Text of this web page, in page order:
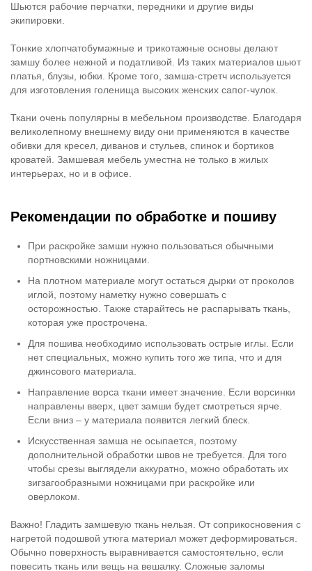
Шьются рабочие перчатки, передники и другие виды
экипировки.
Тонкие хлопчатобумажные и трикотажные основы делают
замшу более нежной и податливой. Из таких материалов шьют
платья, блузы, юбки. Кроме того, замша-стретч используется
для изготовления голенища высоких женских сапог-чулок.
Ткани очень популярны в мебельном производстве. Благодаря
великолепному внешнему виду они применяются в качестве
обивки для кресел, диванов и стульев, спинок и бортиков
кроватей. Замшевая мебель уместна не только в жилых
интерьерах, но и в офисе.
Рекомендации по обработке и пошиву
При раскройке замши нужно пользоваться обычными
портновскими ножницами.
На плотном материале могут остаться дырки от проколов
иглой, поэтому наметку нужно совершать с
осторожностью. Также старайтесь не распарывать ткань,
которая уже прострочена.
Для пошива необходимо использовать острые иглы. Если
нет специальных, можно купить того же типа, что и для
джинсового материала.
Направление ворса ткани имеет значение. Если ворсинки
направлены вверх, цвет замши будет смотреться ярче.
Если вниз – у материала появится легкий блеск.
Искусственная замша не осыпается, поэтому
дополнительной обработки швов не требуется. Для того
чтобы срезы выглядели аккуратно, можно обработать их
зигзагообразными ножницами при раскройке или
оверлоком.
Важно! Гладить замшевую ткань нельзя. От соприкосновения с
нагретой подошвой утюга материал может деформироваться.
Обычно поверхность выравнивается самостоятельно, если
повесить ткань или вещь на вешалку. Сложные заломы